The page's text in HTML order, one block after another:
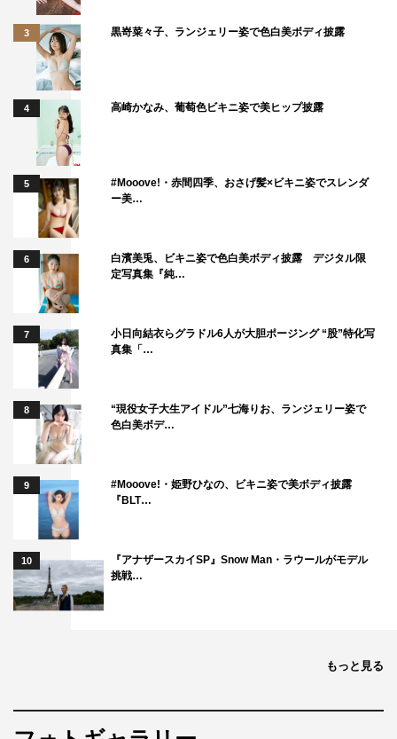
3 黒嵜菜々子、ランジェリー姿で色白美ボディ披露
4 高崎かなみ、葡萄色ビキニ姿で美ヒップ披露
5
#Mooove!・赤間四季、おさげ髪×ビキニ姿でスレンダ
ー美…
6
白濱美兎、ビキニ姿で色白美ボディ披露 デジタル限
定写真集『純…
7
小日向結衣らグラドル6人が大胆ポージング “股”特化写
真集「…
8
“現役女子大生アイドル”七海りお、ランジェリー姿で
色白美ボデ…
9
#Mooove!・姫野ひなの、ビキニ姿で美ボディ披露
『BLT…
10
『アナザースカイSP』Snow Man・ラウールがモデル
挑戦…
もっと見る